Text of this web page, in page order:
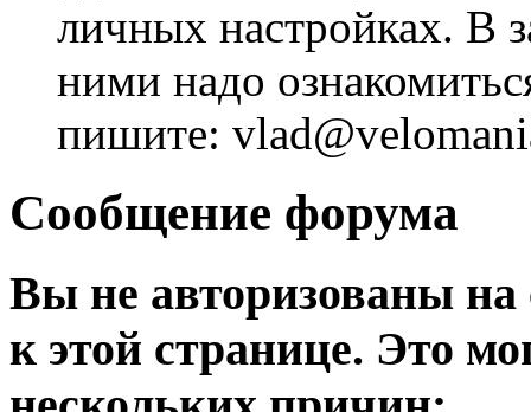
личных настройках. В
ними надо
пишите:
Сообщение форума
Вы не авторизованы на
к этой странице. Это